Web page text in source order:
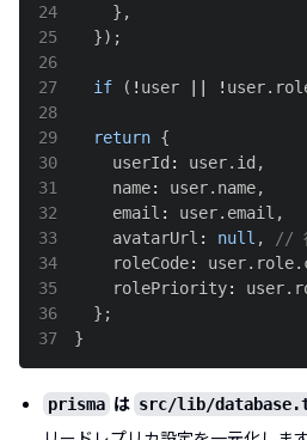
24
} ,
25
}) ;
26
27
if ( ! user ! user.
28
29
return {
30
    userId
: user. id ,
31
    name
: user. name,
32
    email
: user. email ,
33
    avatarUrl
: null ,
//
34
    roleCode
: user. role.
35
    rolePriority
: user.
36
} ;
37
}
prisma は src/lib/